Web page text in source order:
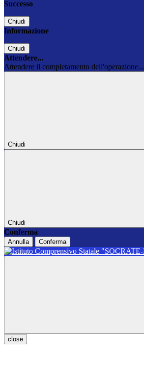
Successo
Chiudi
Informazione
Chiudi
Attendere...
Attendere il completamento dell'operazione...
Chiudi
Chiudi
Conferma
Annulla Conferma
close